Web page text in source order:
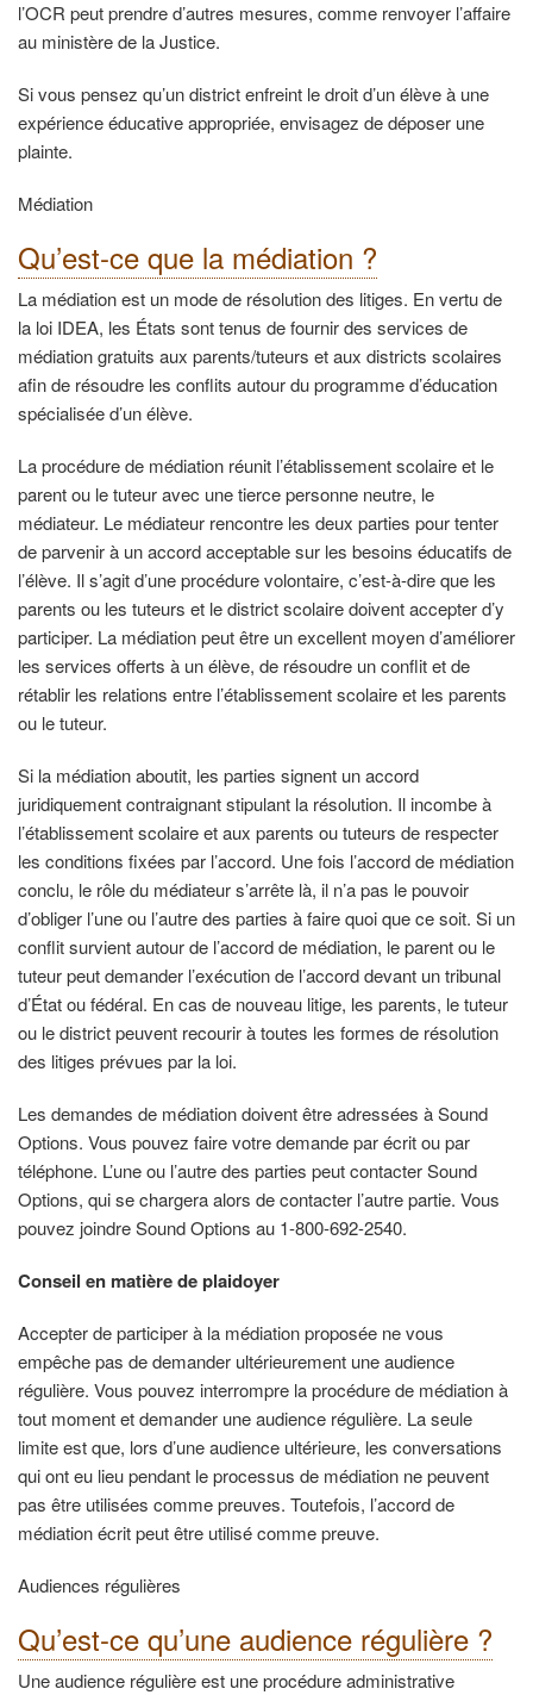
l’OCR peut prendre d’autres mesures, comme renvoyer l’affaire
au ministère de la Justice.
Si vous pensez qu’un district enfreint le droit d’un élève à une
expérience éducative appropriée, envisagez de déposer une
plainte.
Médiation
Qu’est-ce que la médiation ?
La médiation est un mode de résolution des litiges. En vertu de
la loi IDEA, les États sont tenus de fournir des services de
médiation gratuits aux parents/tuteurs et aux districts scolaires
afin de résoudre les conflits autour du programme d’éducation
spécialisée d’un élève.
La procédure de médiation réunit l’établissement scolaire et le
parent ou le tuteur avec une tierce personne neutre, le
médiateur. Le médiateur rencontre les deux parties pour tenter
de parvenir à un accord acceptable sur les besoins éducatifs de
l’élève. Il s’agit d’une procédure volontaire, c’est-à-dire que les
parents ou les tuteurs et le district scolaire doivent accepter d’y
participer. La médiation peut être un excellent moyen d’améliorer
les services offerts à un élève, de résoudre un conflit et de
rétablir les relations entre l’établissement scolaire et les parents
ou le tuteur.
Si la médiation aboutit, les parties signent un accord
juridiquement contraignant stipulant la résolution. Il incombe à
l’établissement scolaire et aux parents ou tuteurs de respecter
les conditions fixées par l’accord. Une fois l’accord de médiation
conclu, le rôle du médiateur s’arrête là, il n’a pas le pouvoir
d’obliger l’une ou l’autre des parties à faire quoi que ce soit. Si un
conflit survient autour de l’accord de médiation, le parent ou le
tuteur peut demander l’exécution de l’accord devant un tribunal
d’État ou fédéral. En cas de nouveau litige, les parents, le tuteur
ou le district peuvent recourir à toutes les formes de résolution
des litiges prévues par la loi.
Les demandes de médiation doivent être adressées à Sound
Options. Vous pouvez faire votre demande par écrit ou par
téléphone. L’une ou l’autre des parties peut contacter Sound
Options, qui se chargera alors de contacter l’autre partie. Vous
pouvez joindre Sound Options au 1-800-692-2540.
Conseil en matière de plaidoyer
Accepter de participer à la médiation proposée ne vous
empêche pas de demander ultérieurement une audience
régulière. Vous pouvez interrompre la procédure de médiation à
tout moment et demander une audience régulière. La seule
limite est que, lors d’une audience ultérieure, les conversations
qui ont eu lieu pendant le processus de médiation ne peuvent
pas être utilisées comme preuves. Toutefois, l’accord de
médiation écrit peut être utilisé comme preuve.
Audiences régulières
Qu’est-ce qu’une audience régulière ?
Une audience régulière est une procédure administrative